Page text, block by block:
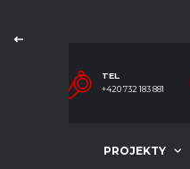
TEL.
+420 732 183 881
PROJEKTY